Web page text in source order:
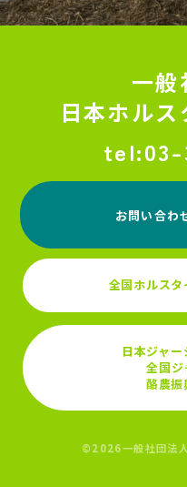
一般
日本ホル
お問い合わ
全国ホルス
日本ジャ
全国ジ
酪農振
©2026一般社団法